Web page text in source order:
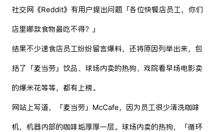
社交网《Reddit》有用户提出问题「各位快餐店员工，你们
店里哪款食物最吃不得？」
结果不少速食店员工纷纷留言爆料，还将原因列举出来，包
括了「麦当劳」饮品、球场内卖的热狗、戏院看早场电影卖
的爆米花等等，都有上榜。
网站上写道，「麦当劳」McCafe，因为员工很少清洗咖啡
机，机器内部的咖啡垢厚厚一层。球场内卖的热狗，「循环